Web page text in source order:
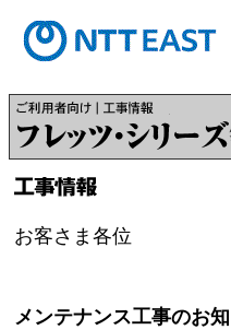
お客さま各位
メンテナンス工事のお